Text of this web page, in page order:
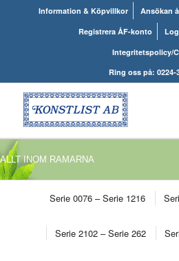
Information & Köpvillkor
Ansökan
Registrera ÅF-konto
Integritetspolicy/
Ring oss på: 0224-
ALLT INOM RAMARNA
Serie 0076 – Serie 1216
Serie 2102 – Serie 262